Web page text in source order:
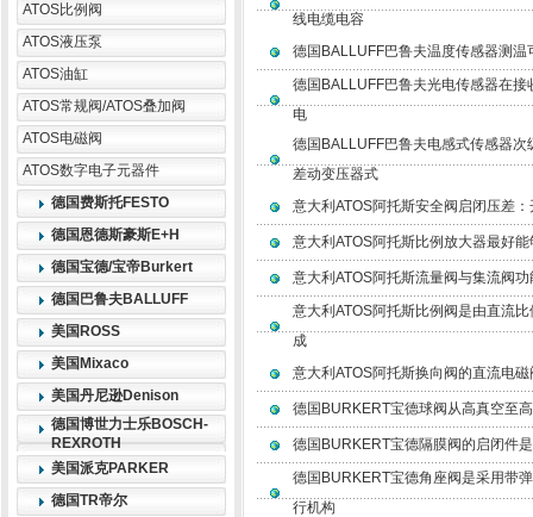
ATOS比例阀
ATOS液压泵
ATOS油缸
ATOS常规阀/ATOS叠加阀
ATOS电磁阀
ATOS数字电子元器件
德国费斯托FESTO
德国恩德斯豪斯E+H
德国宝德/宝帝Burkert
德国巴鲁夫BALLUFF
美国ROSS
美国Mixaco
美国丹尼逊Denison
德国博世力士乐BOSCH-
REXROTH
美国派克PARKER
德国TR帝尔
线电缆电容
德国BALLUFF巴鲁夫温度传感器测温
德国BALLUFF巴鲁夫光电传感器在
电
德国BALLUFF巴鲁夫电感式传感器
差动变压器式
意大利ATOS阿托斯安全阀启闭压差
意大利ATOS阿托斯比例放大器最好
意大利ATOS阿托斯流量阀与集流阀
意大利ATOS阿托斯比例阀是由直流
成
意大利ATOS阿托斯换向阀的直流电
德国BURKERT宝德球阀从高真空至
德国BURKERT宝德隔膜阀的启闭件
德国BURKERT宝德角座阀是采用带
行机构